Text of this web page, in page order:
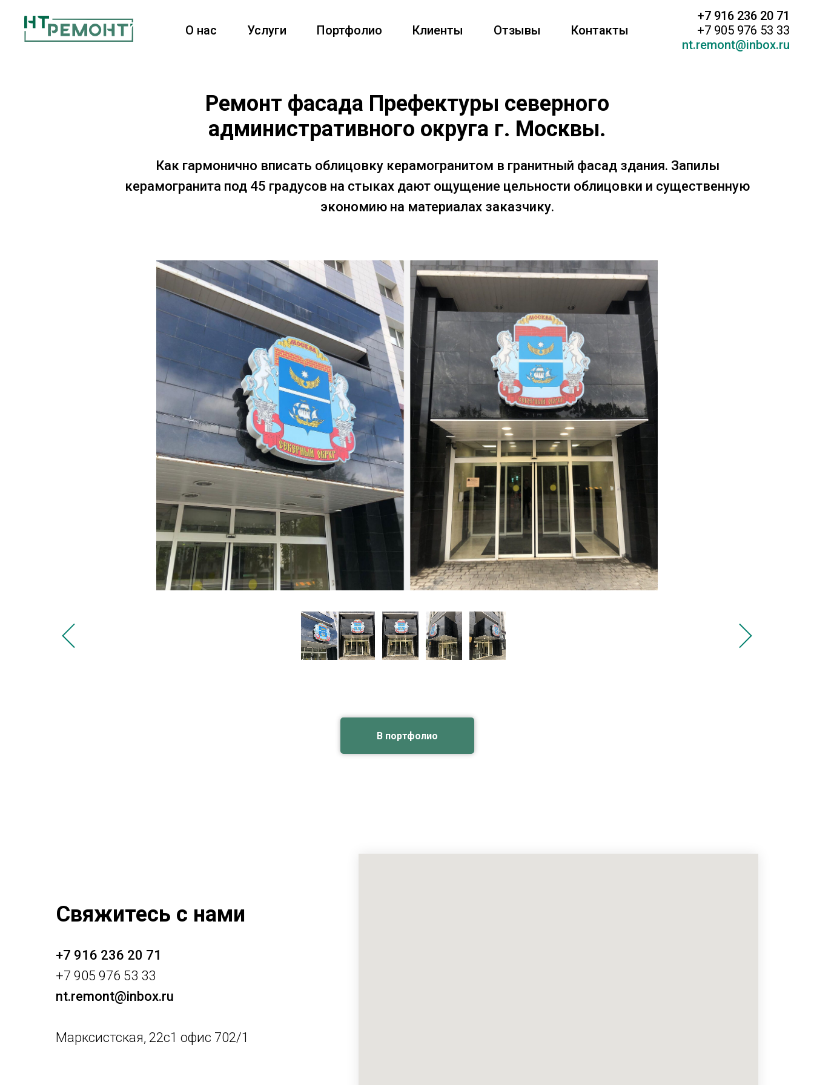
О нас Услуги Портфолио Клиенты Отзывы Контакты
+7 916 236 20 71
+7 905 976 53 33
nt.remont@inbox.ru
Ремонт фасада Префектуры северного
административного округа г. Москвы.
Как гармонично вписать облицовку керамогранитом в гранитный фасад здания. Запилы
керамогранита под 45 градусов на стыках дают ощущение цельности облицовки и существенную
экономию на материалах заказчику.
В портфолио
Свяжитесь с нами
+7 916 236 20 71
+7 905 976 53 33
nt.remont@inbox.ru
Марксистская, 22с1 офис 702/1